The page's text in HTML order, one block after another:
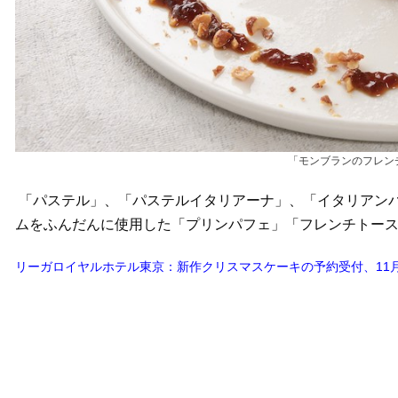
「モンブランのフレ
「パステル」、「パステルイタリアーナ」、「イタリア
ムをふんだんに使用した「プリンパフェ」「フレンチトー
リーガロイヤルホテル東京：新作クリスマスケーキの予約受付、11